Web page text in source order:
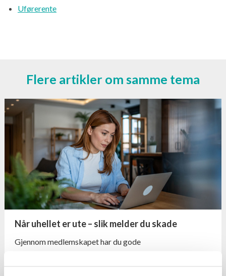
Uførerente
Flere artikler om samme tema
Når uhellet er ute – slik melder du skade
Gjennom medlemskapet har du gode